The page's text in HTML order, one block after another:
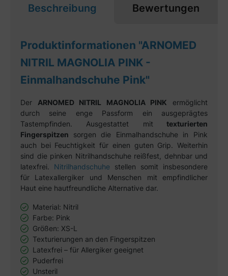
Beschreibung Bewertungen
Produktinformationen "ARNOMED
NITRIL MAGNOLIA PINK -
Einmalhandschuhe Pink"
Der ARNOMED NITRIL MAGNOLIA PINK ermöglicht
durch seine enge Passform ein ausgeprägtes
Tastempfinden. Ausgestattet mit texturierten
Fingerspitzen sorgen die Einmalhandschuhe in Pink
auch bei Feuchtigkeit für einen guten Grip. Weiterhin
sind die pinken Nitrilhandschuhe reißfest, dehnbar und
latexfrei. Nitrilhandschuhe stellen somit insbesondere
für Latexallergiker und Menschen mit empfindlicher
Haut eine hautfreundliche Alternative dar.
Material: Nitril
Farbe: Pink
Größen: XS-L
Texturierungen an den Fingerspitzen
Latexfrei – für Allergiker geeignet
Puderfrei
Unsteril